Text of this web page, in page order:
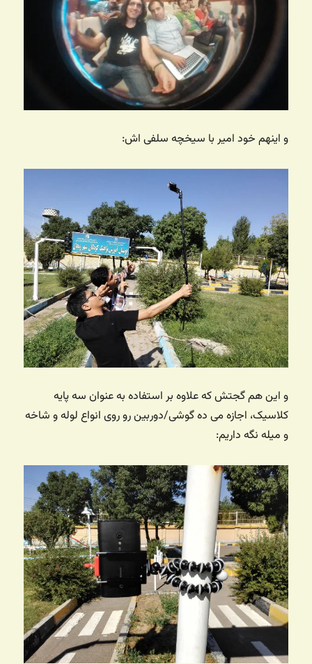
و اینهم خود امیر با سیخچه سلفی اش:
و این هم گجتش که علاوه بر استفاده به عنوان سه پایه
کلاسیک، اجازه می ده گوشی/دوربین رو روی انواع لوله و شاخه
و میله نگه داریم: